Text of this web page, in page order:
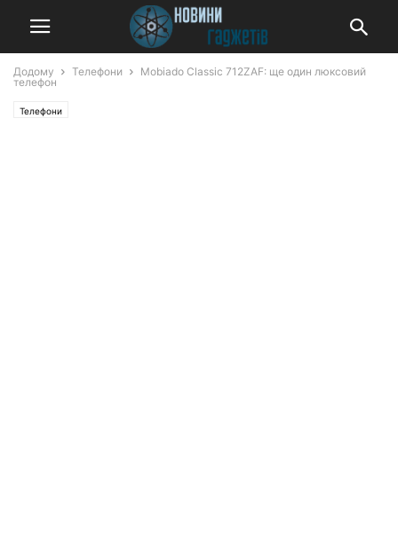
Додому Телефони
Mobiado Classic 712ZAF: ще один люксовий
телефон
Телефони